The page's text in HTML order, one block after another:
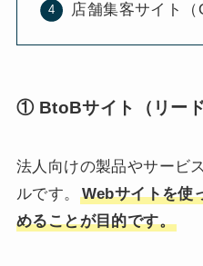
店舗集客サイト（
① BtoBサイト（リード
法人向けの製品やサービ
ルです。
Webサイトを使
めることが目的です。